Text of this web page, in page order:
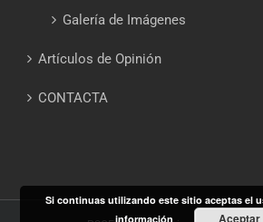
Galería de Imágenes
Artículos de Opinión
CONTACTA
Si continuas utilizando este sitio aceptas el
información
Aceptar